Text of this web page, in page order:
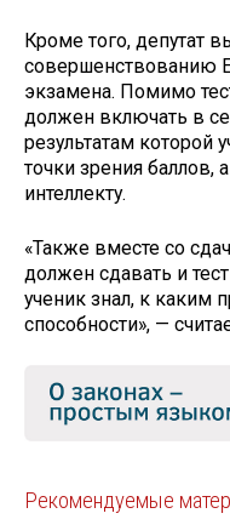
Кроме того, депутат
совершенствованию
экзамена. Помимо
должен включать в
результатам которой
точки зрения баллов,
интеллекту.
«Также вместе со
должен сдавать и
ученик знал, к каким
способности», —
Рекомендуемые